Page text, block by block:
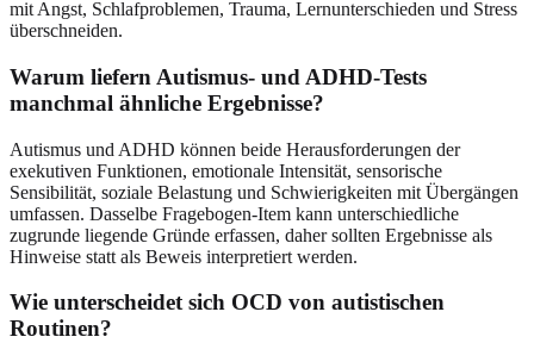
mit Angst, Schlafproblemen, Trauma, Lernunterschieden und Stress
überschneiden.
Warum liefern Autismus- und ADHD-Tests
manchmal ähnliche Ergebnisse?
Autismus und ADHD können beide Herausforderungen der
exekutiven Funktionen, emotionale Intensität, sensorische
Sensibilität, soziale Belastung und Schwierigkeiten mit Übergängen
umfassen. Dasselbe Fragebogen-Item kann unterschiedliche
zugrunde liegende Gründe erfassen, daher sollten Ergebnisse als
Hinweise statt als Beweis interpretiert werden.
Wie unterscheidet sich OCD von autistischen
Routinen?